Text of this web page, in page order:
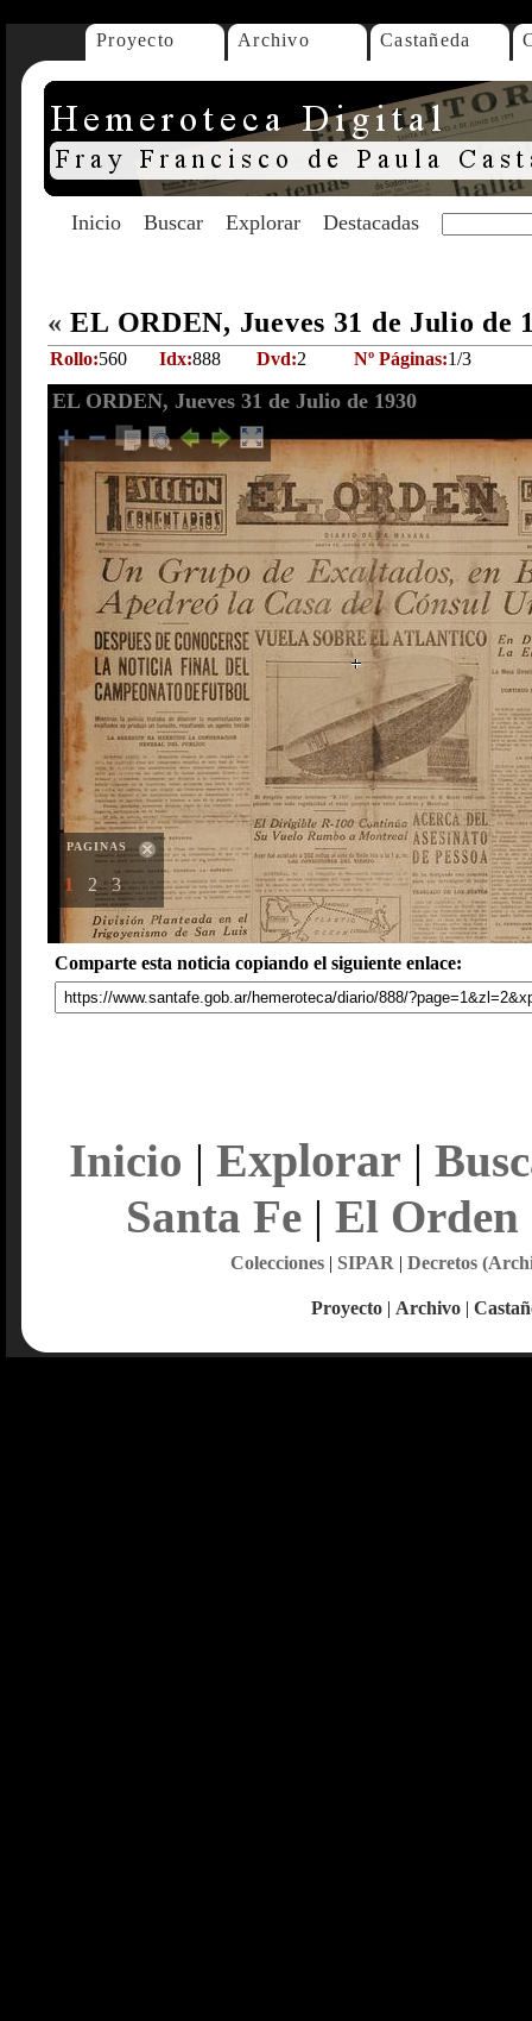
Proyecto Archivo Castañeda
Inicio Buscar Explorar Destacadas
« EL ORDEN, Jueves 31 de Julio de
Rollo:560 Idx:888 Dvd:2 Nº Páginas:1/3
EL ORDEN, Jueves 31 de Julio de 1930
PAGINAS
1 2 3
Comparte esta noticia copiando el siguiente enlace:
Inicio | Explorar |
Santa Fe| El Orden
Colecciones| SIPAR | Decretos
Proyecto | Archivo |